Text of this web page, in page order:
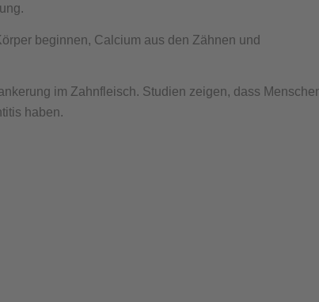
beginnen, Calcium aus den Zähnen und
im Zahnfleisch. Studien zeigen, dass
haben.